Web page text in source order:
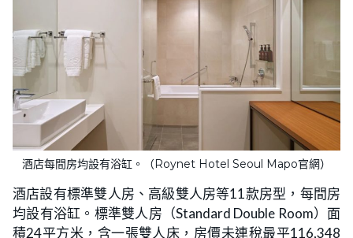
酒店每間房均設有浴缸。（Roynet Hotel Seoul Mapo官網）
酒店設有標準雙人房、高級雙人房等11款房型，每間房
均設有浴缸。標準雙人房（Standard Double Room）面
積24平方米，含一張雙人床，房價未連稅最平116,348